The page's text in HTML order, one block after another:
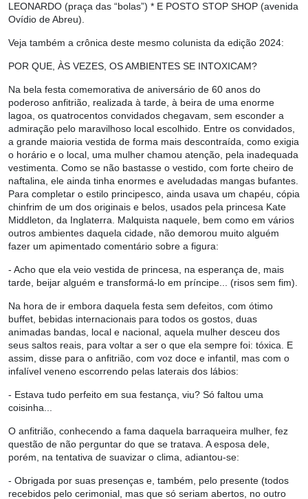
LEONARDO (praça das “bolas”) * E POSTO STOP SHOP (avenida
Ovídio de Abreu).
Veja também a crônica deste mesmo colunista da edição 2024:
POR QUE, ÀS VEZES, OS AMBIENTES SE INTOXICAM?
Na bela festa comemorativa de aniversário de 60 anos do
poderoso anfitrião, realizada à tarde, à beira de uma enorme
lagoa, os quatrocentos convidados chegavam, sem esconder a
admiração pelo maravilhoso local escolhido. Entre os convidados,
a grande maioria vestida de forma mais descontraída, como exigia
o horário e o local, uma mulher chamou atenção, pela inadequada
vestimenta. Como se não bastasse o vestido, com forte cheiro de
naftalina, ele ainda tinha enormes e aveludadas mangas bufantes.
Para completar o estilo principesco, ainda usava um chapéu, cópia
chinfrim de um dos originais e belos, usados pela princesa Kate
Middleton, da Inglaterra. Malquista naquele, bem como em vários
outros ambientes daquela cidade, não demorou muito alguém
fazer um apimentado comentário sobre a figura:
- Acho que ela veio vestida de princesa, na esperança de, mais
tarde, beijar alguém e transformá-lo em príncipe... (risos sem fim).
Na hora de ir embora daquela festa sem defeitos, com ótimo
buffet, bebidas internacionais para todos os gostos, duas
animadas bandas, local e nacional, aquela mulher desceu dos
seus saltos reais, para voltar a ser o que ela sempre foi: tóxica. E
assim, disse para o anfitrião, com voz doce e infantil, mas com o
infalível veneno escorrendo pelas laterais dos lábios:
- Estava tudo perfeito em sua festança, viu? Só faltou uma
coisinha...
O anfitrião, conhecendo a fama daquela barraqueira mulher, fez
questão de não perguntar do que se tratava. A esposa dele,
porém, na tentativa de suavizar o clima, adiantou-se:
- Obrigada por suas presenças e, também, pelo presente (todos
recebidos pelo cerimonial, mas que só seriam abertos, no outro